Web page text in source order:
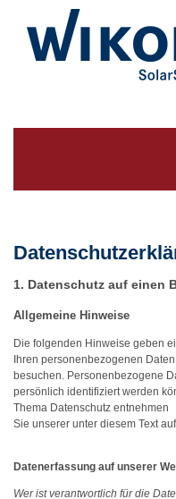
1. Datenschutz auf einen
Allgemeine Hinweise
Die folgenden Hinweise geben
Ihren personenbezogenen
besuchen. Personenbezogene
persönlich identifiziert werden
Thema Datenschutz entnehmen
Sie unserer unter diesem Text
Datenerfassung auf unserer
Wer ist verantwortlich für die